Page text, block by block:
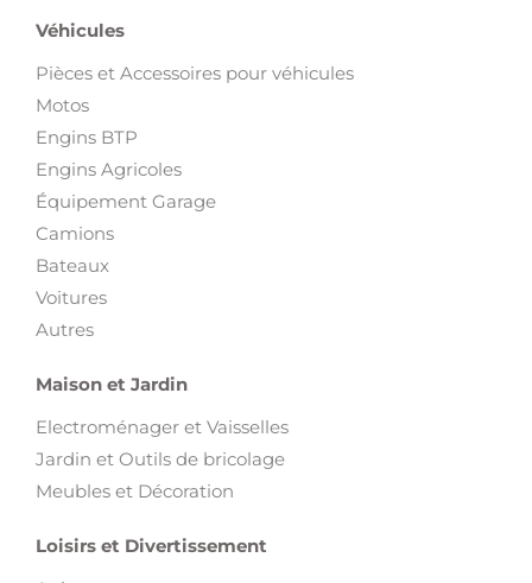
Véhicules
Pièces et Accessoires pour véhicules
Motos
Engins BTP
Engins Agricoles
Équipement Garage
Camions
Bateaux
Voitures
Autres
Maison et Jardin
Electroménager et Vaisselles
Jardin et Outils de bricolage
Meubles et Décoration
Loisirs et Divertissement